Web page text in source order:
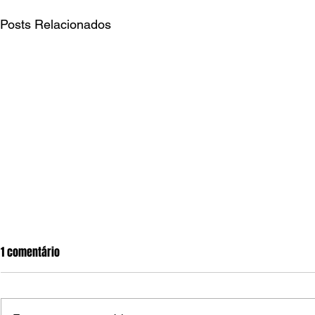
Posts Relacionados
1 comentário